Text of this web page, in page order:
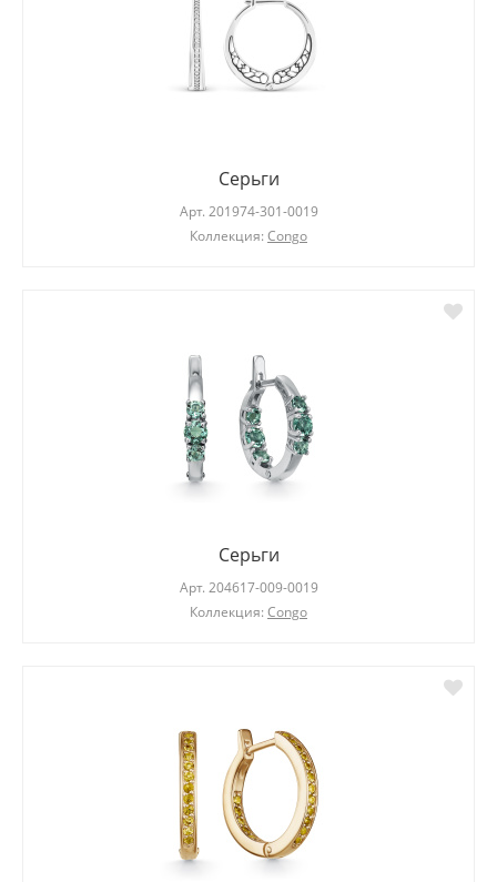
Серьги
Арт. 201974-301-0019
Коллекция: Congo
Серьги
Арт. 204617-009-0019
Коллекция: Congo